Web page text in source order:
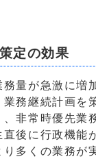
定の効果
量が急激に増
業務継続計画を
非常時優先業
後に行政機能
り多くの業務が